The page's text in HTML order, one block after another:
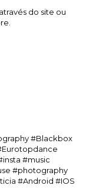
do site ou
#Blackbox
#music
#photography
#Android #IOS